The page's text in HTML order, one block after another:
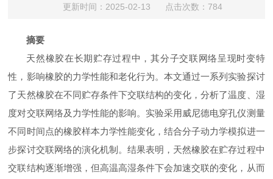
更新时间：2025-02-13 点击次数：784
摘要
天然橡胶在长期贮存过程中，其分子交联网络呈现时变特
性，影响橡胶的力学性能和老化行为。本文通过一系列实验探讨
了天然橡胶在不同贮存条件下交联结构的变化，分析了温度、湿
度对交联网络及力学性能的影响。实验采用威尼德电穿孔仪测量
不同时间点的橡胶样本力学性能变化，结合分子动力学模拟进一
步探讨交联网络的演化机制。结果表明，天然橡胶在贮存过程中
交联结构逐渐增强，但高温高湿条件下会加速交联的变化，从而